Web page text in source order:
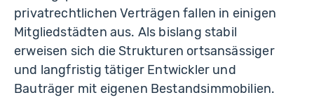
privatrechtlichen Verträgen fallen in einigen
Mitgliedstädten aus. Als bislang stabil
erweisen sich die Strukturen ortsansässiger
und langfristig tätiger Entwickler und
Bauträger mit eigenen Bestandsimmobilien.